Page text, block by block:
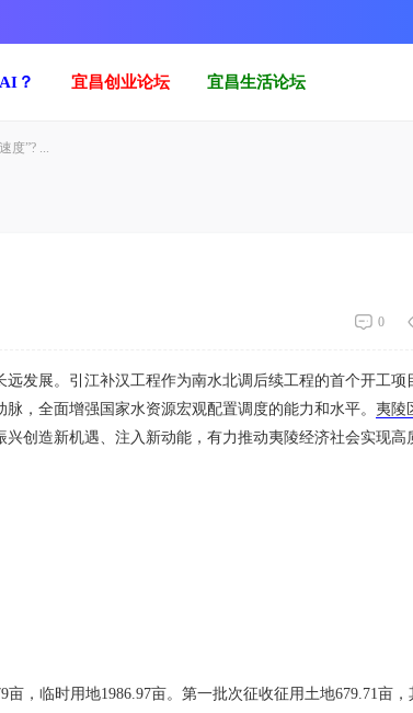
？ 宜昌创业论坛 宜昌生活论坛
度”? ...
0
发展。引江补汉工程作为南水北调后续工程的首个开工项
，全面增强国家水资源宏观配置调度的能力和水平。 夷陵
兴创造新机遇、注入新动能，有力推动夷陵经济社会实现高
，临时用地1986.97亩。第一批次征收征用土地679.71亩，